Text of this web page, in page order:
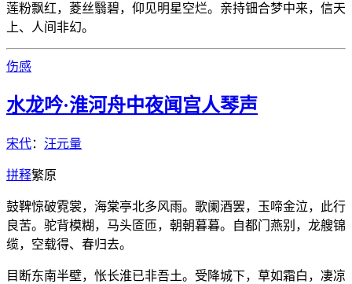
莲粉飘红，菱丝翳碧，仰见明星空烂。亲持钿合梦中来，信天
上、人间非幻。
伤感
水龙吟·淮河舟中夜闻宫人琴声
宋代： 汪元量
拼释繁原
鼓鞞惊破霓裳，海棠亭北多风雨。歌阑酒罢，玉啼金泣，此行
良苦。驼背模糊，马头匼匝，朝朝暮暮。自都门燕别，龙艘锦
缆，空载得、春归去。
目断东南半壁，怅长淮已非吾土。受降城下，草如霜白，凄凉